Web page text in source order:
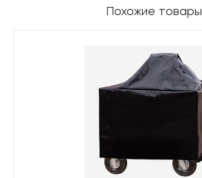
Похожие товары